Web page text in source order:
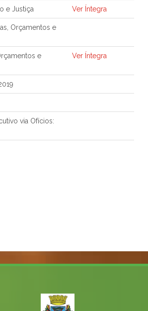
e Justiça Ver Íntegra
Orçamentos e
e
Ver Íntegra
via Ofícios: